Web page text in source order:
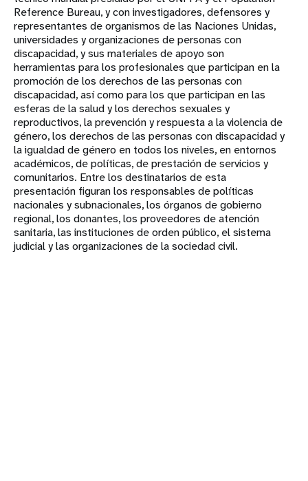
Reference Bureau, y con investigadores, defensores y
representantes de organismos de las Naciones Unidas,
universidades y organizaciones de personas con
discapacidad, y sus materiales de apoyo son
herramientas para los profesionales que participan en la
promoción de los derechos de las personas con
discapacidad, así como para los que participan en las
esferas de la salud y los derechos sexuales y
reproductivos, la prevención y respuesta a la violencia de
género, los derechos de las personas con discapacidad y
la igualdad de género en todos los niveles, en entornos
académicos, de políticas, de prestación de servicios y
comunitarios. Entre los destinatarios de esta
presentación figuran los responsables de políticas
nacionales y subnacionales, los órganos de gobierno
regional, los donantes, los proveedores de atención
sanitaria, las instituciones de orden público, el sistema
judicial y las organizaciones de la sociedad civil.